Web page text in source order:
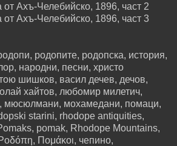
Ахъ-Челебийско, 1896, част 2
Ахъ-Челебийско, 1896, част 3
родопите, родопска, история,
народни, песни, христо
шишков, васил дечев, дечов,
хайтов, любомир милетич,
мюсюлмани, мохамедани, помаци,
starini, rhodope antiquities,
pomak, Rhodope Mountains,
Πομάκοι, чепино,